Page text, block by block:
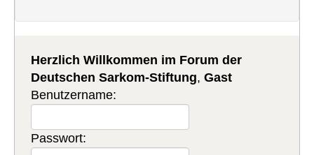
Herzlich Willkommen im Forum der
Deutschen Sarkom-Stiftung,Gast
Benutzername:
Passwort: